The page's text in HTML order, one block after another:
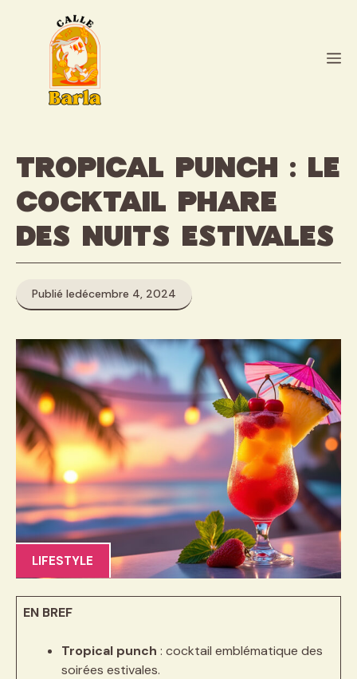
Tropical punch : le
cocktail phare
des nuits estivales
Publié ledécembre 4, 2024
LIFESTYLE
EN BREF
Tropical punch : cocktail emblématique des
soirées estivales.